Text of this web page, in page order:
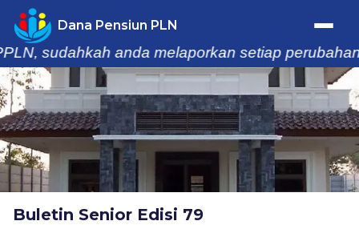
Dana Pensiun PLN
Trafik Statistik
Home
Profil
Berita & Kegiatan
sudahkah anda melaporkan setiap
Buletin Senior Edisi 79